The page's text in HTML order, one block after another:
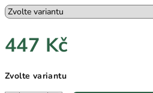
447 Kč
cena:
Zvolte variantu